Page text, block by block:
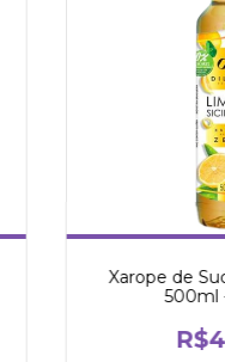
Xarope de
500ml